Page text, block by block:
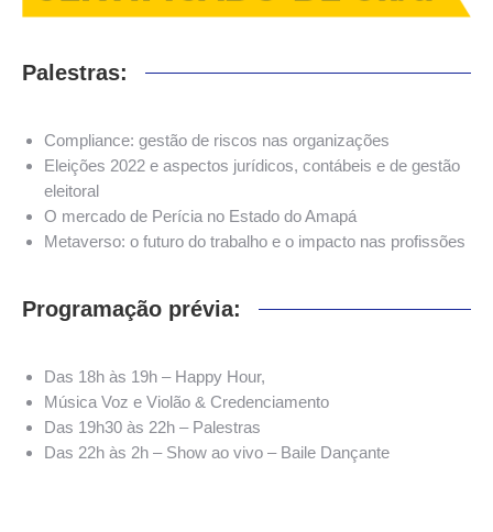
Palestras:
Compliance: gestão de riscos nas organizações
Eleições 2022 e aspectos jurídicos, contábeis e de gestão
eleitoral
O mercado de Perícia no Estado do Amapá
Metaverso: o futuro do trabalho e o impacto nas profissões
Programação prévia:
Das 18h às 19h – Happy Hour,
Música Voz e Violão & Credenciamento
Das 19h30 às 22h – Palestras
Das 22h às 2h – Show ao vivo – Baile Dançante